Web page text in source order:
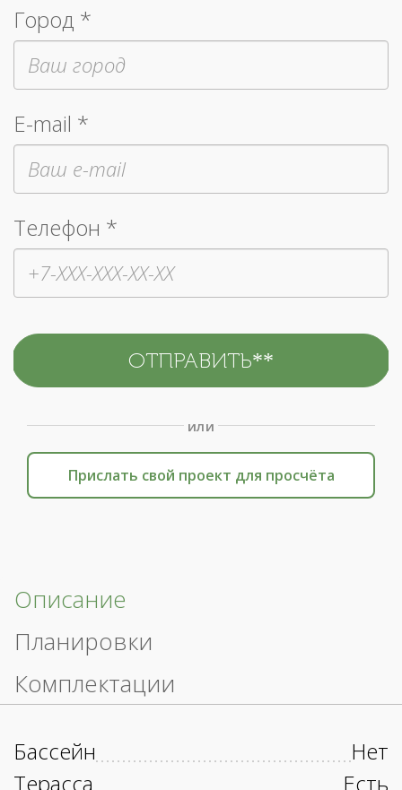
Город *
E-mail *
Телефон *
или
Прислать свой проект для просчёта
Описание
Планировки
Комплектации
Бассейн
Нет
Терасса
Есть